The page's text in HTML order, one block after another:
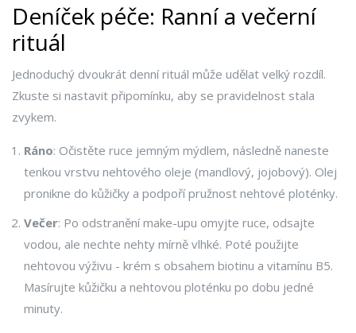
Deníček péče: Ranní a večerní
rituál
Jednoduchý dvoukrát denní rituál může udělat velký rozdíl.
Zkuste si nastavit připomínku, aby se pravidelnost stala
zvykem.
Ráno: Očistěte ruce jemným mýdlem, následně naneste
tenkou vrstvu nehtového oleje (mandlový, jojobový). Olej
pronikne do kůžičky a podpoří pružnost nehtové ploténky.
Večer: Po odstranění make-upu omyjte ruce, odsajte
vodou, ale nechte nehty mírně vlhké. Poté použijte
nehtovou výživu - krém s obsahem biotinu a vitamínu B5.
Masírujte kůžičku a nehtovou ploténku po dobu jedné
minuty.